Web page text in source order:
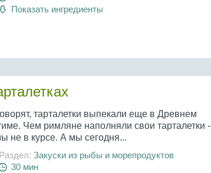
Показать ингредиенты
тарталетки выпекали еще в Древнем
Чем римляне наполняли свои тарталетки -
не в курсе. А мы сегодня...
Раздел: Закуски из рыбы и морепродуктов
30 мин